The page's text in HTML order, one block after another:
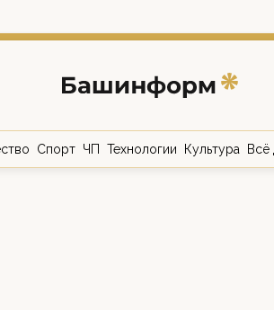
Спорт ЧП Технологии Культура Всё